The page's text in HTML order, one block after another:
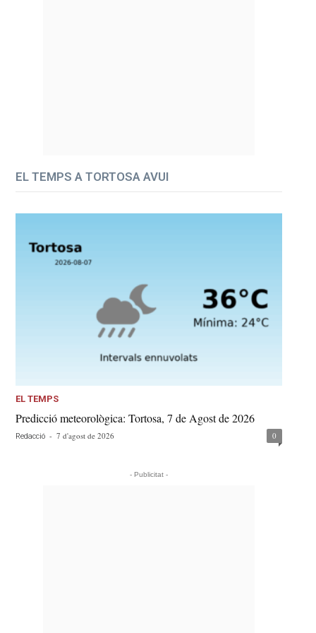
EL TEMPS A TORTOSA AVUI
EL TEMPS
Predicció meteorològica: Tortosa, 7 de Agost de 2026
Redacció - 7 d'agost de 2026 0
- Publicitat -